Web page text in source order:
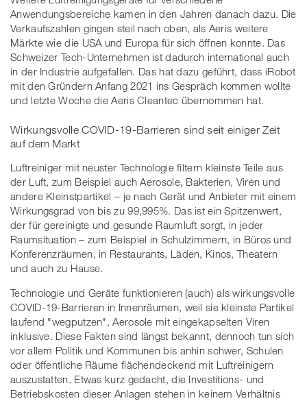
Anwendungsbereiche kamen in den Jahren danach dazu. Die
Verkaufszahlen gingen steil nach oben, als Aeris weitere
Märkte wie die USA und Europa für sich öffnen konnte. Das
Schweizer Tech-Unternehmen ist dadurch international auch
in der Industrie aufgefallen. Das hat dazu geführt, dass iRobot
mit den Gründern Anfang 2021 ins Gespräch kommen wollte
und letzte Woche die Aeris Cleantec übernommen hat.
Wirkungsvolle COVID-19-Barrieren sind seit einiger Zeit
auf dem Markt
Luftreiniger mit neuster Technologie filtern kleinste Teile aus
der Luft, zum Beispiel auch Aerosole, Bakterien, Viren und
andere Kleinstpartikel – je nach Gerät und Anbieter mit einem
Wirkungsgrad von bis zu 99,995%. Das ist ein Spitzenwert,
der für gereinigte und gesunde Raumluft sorgt, in jeder
Raumsituation – zum Beispiel in Schulzimmern, in Büros und
Konferenzräumen, in Restaurants, Läden, Kinos, Theatern
und auch zu Hause.
Technologie und Geräte funktionieren (auch) als wirkungsvolle
COVID-19-Barrieren in Innenräumen, weil sie kleinste Partikel
laufend "wegputzen", Aerosole mit eingekapselten Viren
inklusive. Diese Fakten sind längst bekannt, dennoch tun sich
vor allem Politik und Kommunen bis anhin schwer, Schulen
oder öffentliche Räume flächendeckend mit Luftreinigern
auszustatten. Etwas kurz gedacht, die Investitions- und
Betriebskosten dieser Anlagen stehen in keinem Verhältnis